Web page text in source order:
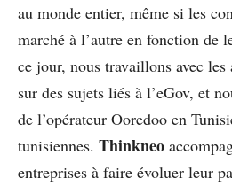
au monde entier, même si les
marché à l’autre en fonction de
ce jour, nous travaillons avec les
sur des sujets liés à l’eGov, et
de l’opérateur Ooredoo en
tunisiennes. Thinkneo
entreprises à faire évoluer leur